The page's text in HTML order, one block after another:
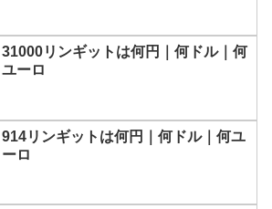
31000リンギットは何円｜何ドル｜何
ユーロ
914リンギットは何円｜何ドル｜何ユ
ーロ